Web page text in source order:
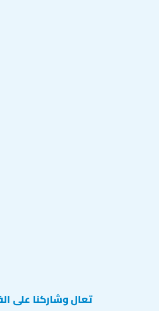
تعال وشاركنا على